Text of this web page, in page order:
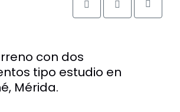
con dos
tipo estudio en
Mérida.